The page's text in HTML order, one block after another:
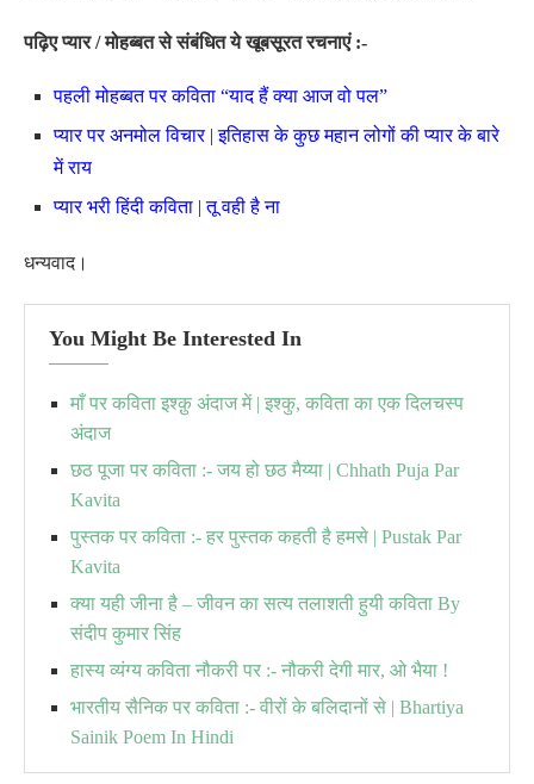
पढ़िए प्यार / मोहब्बत से संबंधित ये खूबसूरत रचनाएं :-
पहली मोहब्बत पर कविता “याद हैं क्या आज वो पल”
प्यार पर अनमोल विचार | इतिहास के कुछ महान लोगों की प्यार के बारे
में राय
प्यार भरी हिंदी कविता | तू वही है ना
धन्यवाद।
You Might Be Interested In
माँ पर कविता इश्क़ु अंदाज में | इश्कु, कविता का एक दिलचस्प
अंदाज
छठ पूजा पर कविता :- जय हो छठ मैय्या | Chhath Puja Par
Kavita
पुस्तक पर कविता :- हर पुस्तक कहती है हमसे | Pustak Par
Kavita
क्या यही जीना है – जीवन का सत्य तलाशती हुयी कविता By
संदीप कुमार सिंह
हास्य व्यंग्य कविता नौकरी पर :- नौकरी देगी मार, ओ भैया !
भारतीय सैनिक पर कविता :- वीरों के बलिदानों से | Bhartiya
Sainik Poem In Hindi